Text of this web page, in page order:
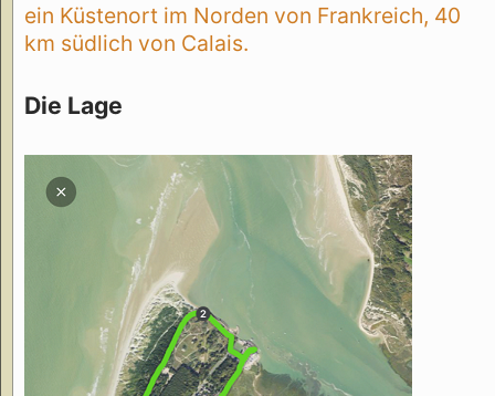
ein Küstenort im Norden von Frankreich, 40
km südlich von Calais.
Die Lage